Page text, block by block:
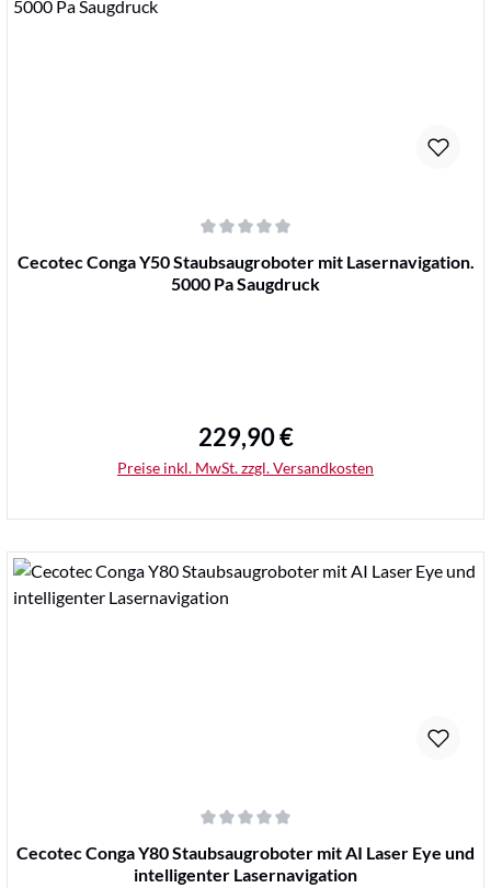
Durchschnittliche Bewertung von 0 von 5 Sternen
Cecotec Conga Y50 Staubsaugroboter mit Lasernavigation.
5000 Pa Saugdruck
Regulärer Preis:
229,90 €
Preise inkl. MwSt. zzgl. Versandkosten
Durchschnittliche Bewertung von 0 von 5 Sternen
Cecotec Conga Y80 Staubsaugroboter mit AI Laser Eye und
intelligenter Lasernavigation